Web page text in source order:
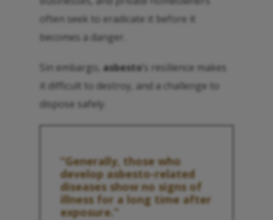
often seek to eradicate it before it
becomes a danger.
Sin embargo, asbesto ’s resilience makes
it difficult to destroy, and a challenge to
dispose safely.
“Generally, those who
develop asbesto-related
diseases show no signs of
illness for a long time after
exposure.”